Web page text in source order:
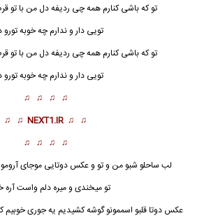
تو که باشی کنارم همه چی ردیفه دل من با تو
تویی دار و ندارم چه خوبه تورو
تو که باشی کنارم همه چی ردیفه دل من با تو
تویی دار و ندارم چه خوبه تورو
♫ ♫ ♫ ♫
♫ ♫
NEXT1.IR
♫ ♫
♫ ♫ ♫ ♫
لب ساحلو شبو من و تو و عکس دوتایی موجای
تو میخندی و میره دلم واست آره
عکس دوتا قلبو اسممونو گوشه کشیدیم یه جوری خوبیم